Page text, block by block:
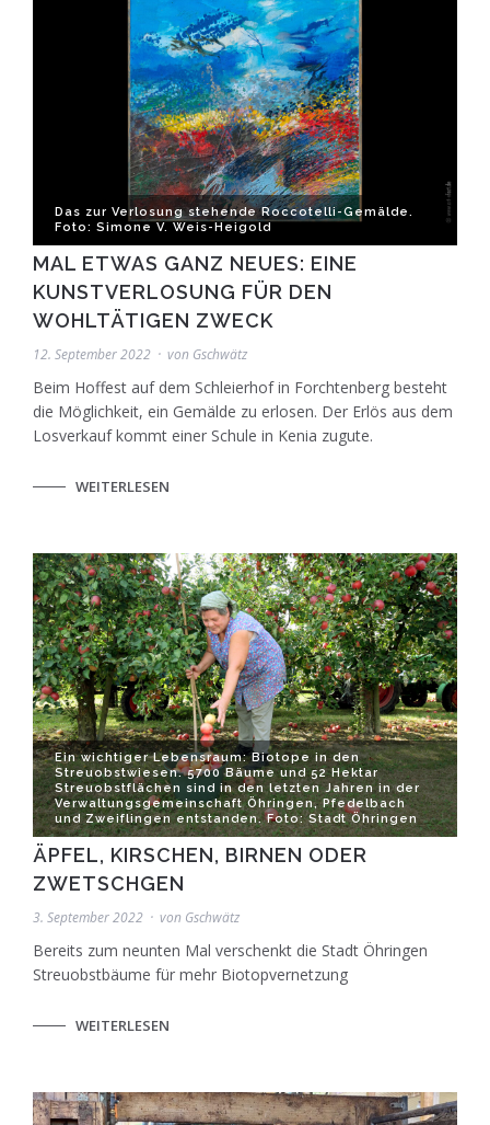
Das zur Verlosung stehende Roccotelli-Gemälde.
Foto: Simone V. Weis-Heigold
MAL ETWAS GANZ NEUES: EINE
KUNSTVERLOSUNG FÜR DEN
WOHLTÄTIGEN ZWECK
12. September 2022 von Gschwätz
Beim Hoffest auf dem Schleierhof in Forchtenberg besteht
die Möglichkeit, ein Gemälde zu erlosen. Der Erlös aus dem
Losverkauf kommt einer Schule in Kenia zugute.
WEITERLESEN
Ein wichtiger Lebensraum: Biotope in den
Streuobstwiesen. 5700 Bäume und 52 Hektar
Streuobstflächen sind in den letzten Jahren in der
Verwaltungsgemeinschaft Öhringen, Pfedelbach
und Zweiflingen entstanden. Foto: Stadt Öhringen
ÄPFEL, KIRSCHEN, BIRNEN ODER
ZWETSCHGEN
3. September 2022 von Gschwätz
Bereits zum neunten Mal verschenkt die Stadt Öhringen
Streuobstbäume für mehr Biotopvernetzung
WEITERLESEN